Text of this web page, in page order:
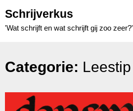
to
content
Schrijverkus
'Wat schrijft en wat schrijft gij zoo zeer?'
Categorie: Leestip